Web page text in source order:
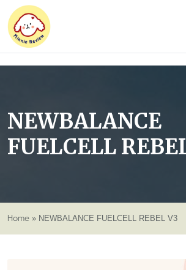
NEWBALANCE
FUELCELL
Home » NEWBALANCE FUELCELL REBEL V3